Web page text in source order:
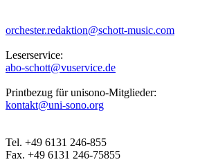
orchester.redaktion@schott-music.com
Leserservice:
abo-schott@vuservice.de
Printbezug für unisono-Mitglieder:
kontakt@uni-sono.org
Tel. +49 6131 246-855
Fax. +49 6131 246-75855